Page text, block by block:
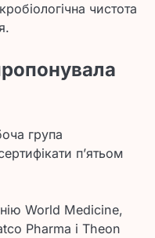
чистота
група
п’ятьом
World Medicine,
Pharma і Theon